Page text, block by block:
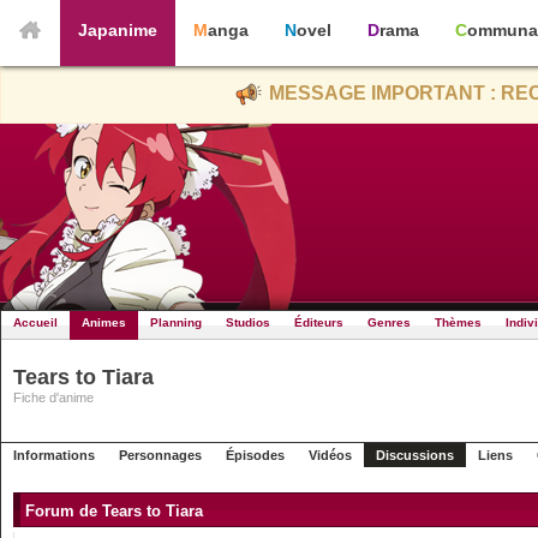
Japanime Manga Novel Drama
MESSAGE IMPORTANT :
Accueil Animes Planning Studios Éditeurs Genres Thèmes
Tears to Tiara
Fiche d'anime
Informations Personnages Épisodes Vidéos Discussions Liens
Forum de Tears to Tiara